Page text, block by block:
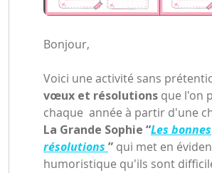
Bonjour,
Voici une activité sans
vœux et résolutions que l'on
chaque année à partir d'une
La Grande Sophie “Les bonnes
résolutions ” qui met en
humoristique qu'ils sont